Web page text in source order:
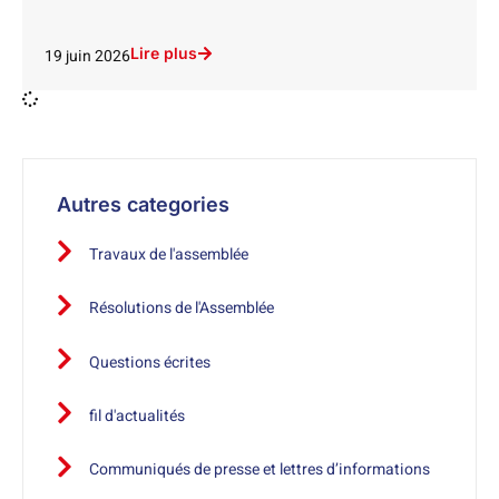
19 juin 2026Lire plus
Autres categories
Travaux de l'assemblée
Résolutions de l'Assemblée
Questions écrites
fil d'actualités
Communiqués de presse et lettres d’informations